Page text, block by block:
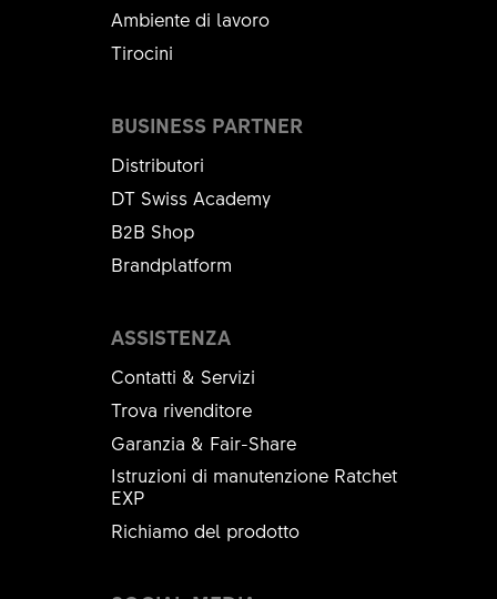
Ambiente di lavoro
Tirocini
ASSISTENZA
Contatti & Servizi
Trova rivenditore
Garanzia & Fair-Share
Istruzioni di manutenzione Ratchet
EXP
Richiamo del prodotto
BUSINESS PARTNER
Distributori
DT Swiss Academy
B2B Shop
Brandplatform